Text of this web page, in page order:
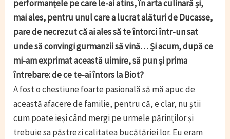
performanțele pe care le-ai atins, în arta culinară și,
mai ales, pentru unul care a lucrat alături de Ducasse,
pare de necrezut că ai ales să te întorci într-un sat
unde să convingi gurmanzii să vină… Și acum, după ce
mi-am exprimat această uimire, să pun și prima
întrebare: de ce te-ai întors la Biot?
A fost o chestiune foarte pasională să mă apuc de
această afacere de familie, pentru că, e clar, nu știi
cum poate ieși când mergi pe urmele părinților și
trebuie sa păstrezi calitatea bucătăriei lor. Eu eram